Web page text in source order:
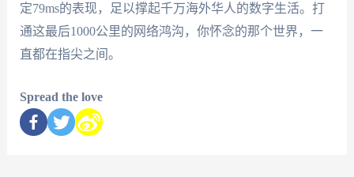
定79ms的表现，足以撑起千万海外华人的数字生活。打
通这最后1000公里的网络鸿沟，你怀念的那个世界，一
直都在指尖之间。
Spread the love